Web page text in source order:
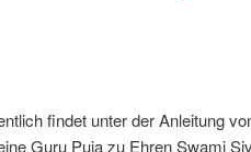
findet unter der Anleitung
Guru Puja zu Ehren Swami